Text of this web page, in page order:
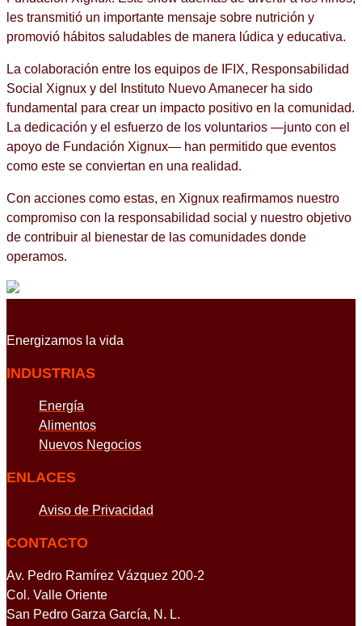
les transmitió un importante mensaje sobre nutrición y
promovió hábitos saludables de manera lúdica y educativa.
La colaboración entre los equipos de IFIX, Responsabilidad
Social Xignux y del Instituto Nuevo Amanecer ha sido
fundamental para crear un impacto positivo en la comunidad.
La dedicación y el esfuerzo de los voluntarios —junto con el
apoyo de Fundación Xignux— han permitido que eventos
como este se conviertan en una realidad.
Con acciones como estas, en Xignux reafirmamos nuestro
compromiso con la responsabilidad social y nuestro objetivo
de contribuir al bienestar de las comunidades donde
operamos.
Energizamos la vida
INDUSTRIAS
Energía
Alimentos
Nuevos Negocios
ENLACES
Aviso de Privacidad
CONTACTO
Av. Pedro Ramírez Vázquez 200-2
Col. Valle Oriente
San Pedro Garza García, N. L.